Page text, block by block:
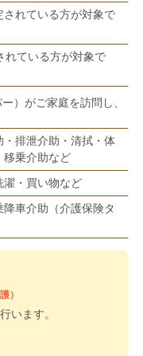
れている方が対象で
れている方が対象で
）がご家庭を訪問し、
排泄介助・清拭・体
移乗介助など
濯・買い物など
車介助（介護保険タ
）
います。